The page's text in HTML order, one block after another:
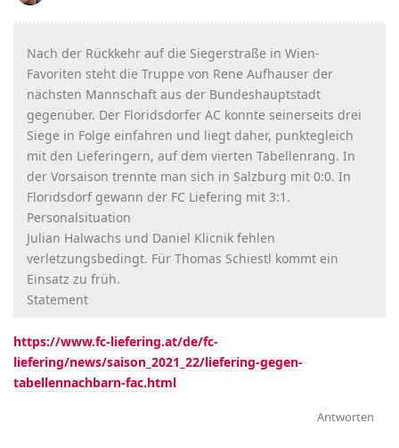
Nach der Rückkehr auf die Siegerstraße in Wien-
Favoriten steht die Truppe von Rene Aufhauser der
nächsten Mannschaft aus der Bundeshauptstadt
gegenüber. Der Floridsdorfer AC konnte seinerseits drei
Siege in Folge einfahren und liegt daher, punktegleich
mit den Lieferingern, auf dem vierten Tabellenrang. In
der Vorsaison trennte man sich in Salzburg mit 0:0. In
Floridsdorf gewann der FC Liefering mit 3:1.
Personalsituation
Julian Halwachs und Daniel Klicnik fehlen
verletzungsbedingt. Für Thomas Schiestl kommt ein
Einsatz zu früh.
Statement
https://www.fc-liefering.at/de/fc-
liefering/news/saison_2021_22/liefering-gegen-
tabellennachbarn-fac.html
Antworten